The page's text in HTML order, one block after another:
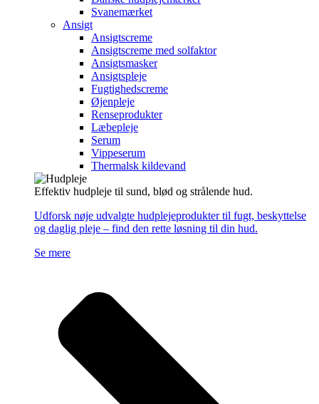
Svanemærket
Ansigt
Ansigtscreme
Ansigtscreme med solfaktor
Ansigtsmasker
Ansigtspleje
Fugtighedscreme
Øjenpleje
Renseprodukter
Læbepleje
Serum
Vippeserum
Thermalsk kildevand
Effektiv hudpleje til sund, blød og strålende hud.
Udforsk nøje udvalgte hudplejeprodukter til fugt, beskyttelse
og daglig pleje – find den rette løsning til din hud.
Se mere